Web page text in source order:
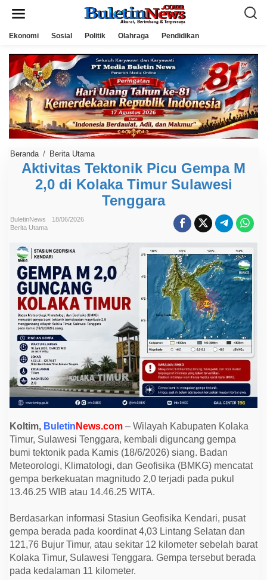
Ekonomi Sosial Politik Olahraga Pendidikan
Beranda / Berita Utama
t
i
v
o
n
k
i
c
m
p
a
M
2
,
d
i
K
o
l
a
k
a
T
u
u
l
a
w
Aktivitas Tektonik Picu Gempa M
2,0 di Kolaka Timur Sulawesi
Tenggara
BuletinNews
18/06/2026
Berita Utama
Koltim, Buletin News.com – Wilayah Kabupaten Kolaka
Timur, Sulawesi Tenggara, kembali diguncang gempa
bumi tektonik pada Kamis (18/6/2026) siang. Badan
Meteorologi, Klimatologi, dan Geofisika (BMKG) mencatat
gempa berkekuatan magnitudo 2,0 terjadi pada pukul
13.46.25 WIB atau 14.46.25 WITA.
Berdasarkan informasi Stasiun Geofisika Kendari, pusat
gempa berada pada koordinat 4,03 Lintang Selatan dan
121,76 Bujur Timur, atau sekitar 12 kilometer sebelah barat
Kolaka Timur, Sulawesi Tenggara. Gempa tersebut berada
pada kedalaman 11 kilometer.